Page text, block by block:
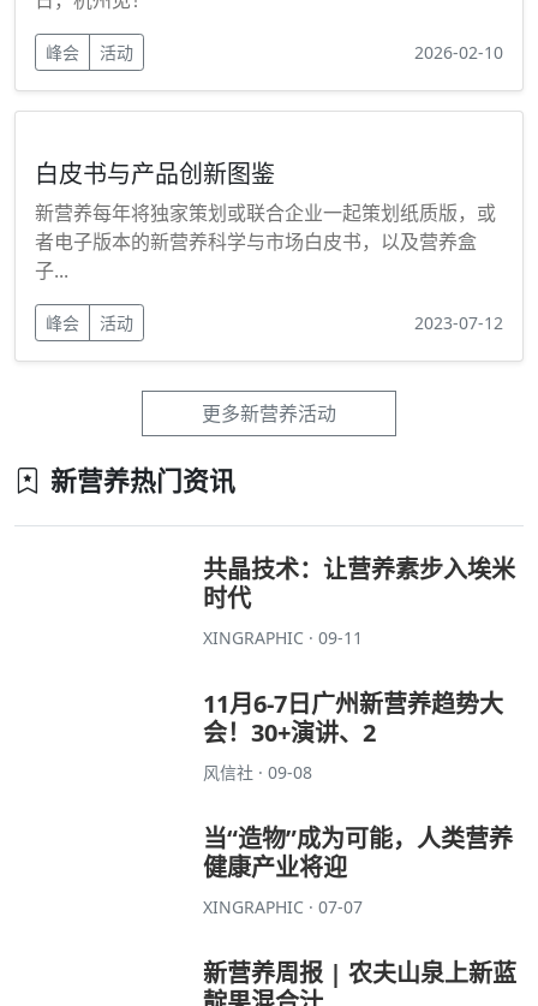
峰会 活动 2026-02-10
白皮书与产品创新图鉴
新营养每年将独家策划或联合企业一起策划纸质版，或
者电子版本的新营养科学与市场白皮书，以及营养盒
子...
峰会 活动 2023-07-12
更多新营养活动
新营养热门资讯
共晶技术：让营养素步入埃米
时代
XINGRAPHIC · 09-11
11月6-7日广州新营养趋势大
会！30+演讲、2
风信社 · 09-08
当“造物”成为可能，人类营养
健康产业将迎
XINGRAPHIC · 07-07
新营养周报 | 农夫山泉上新蓝